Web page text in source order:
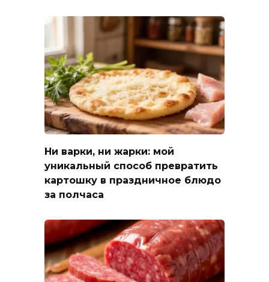
Ни варки, ни жарки: мой
уникальный способ превратить
картошку в праздничное блюдо
за полчаса